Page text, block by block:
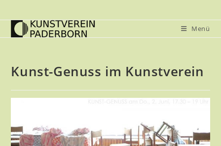
Inhalt
springen
Menü
Kunst-Genuss im Kunstverein